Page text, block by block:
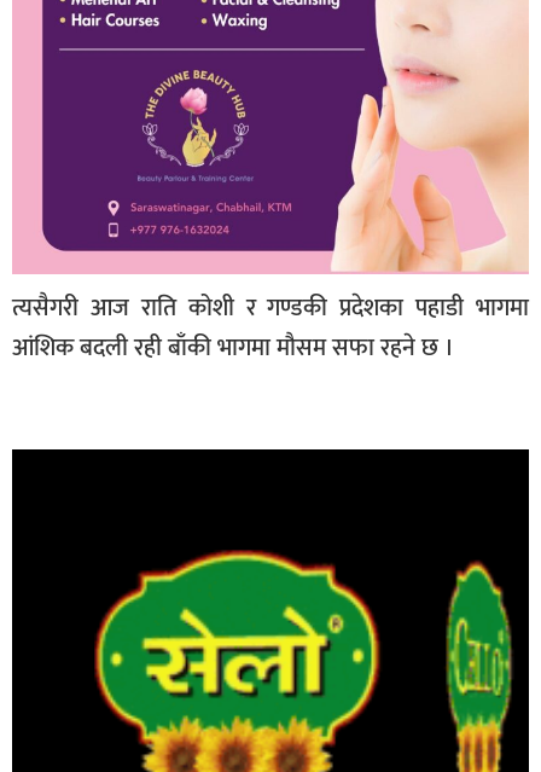
त्यसैगरी आज राति कोशी र गण्डकी प्रदेशका पहाडी भागमा
आंशिक बदली रही बाँकी भागमा मौसम सफा रहने छ ।